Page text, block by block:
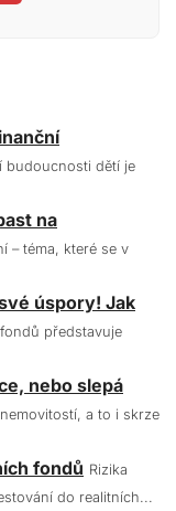
budoucnosti dětí je
na
– téma, které se v
úspory! Jak
představuje
nebo slepá
a to i skrze
fondů Rizika
do realitních...